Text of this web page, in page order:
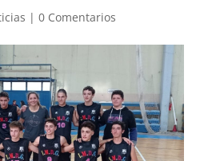
| 0 Comentarios